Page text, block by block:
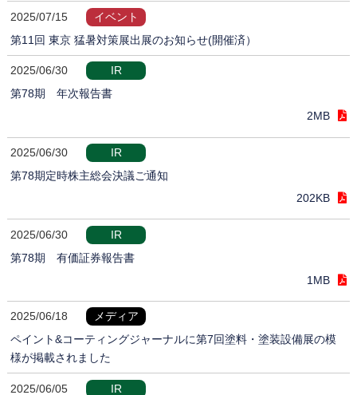
2025/07/15
イベント
第11回 東京 猛暑対策展出展のお知らせ(開催済）
2025/06/30
IR
第78期 年次報告書
2MB
2025/06/30
IR
第78期定時株主総会決議ご通知
202KB
2025/06/30
IR
第78期 有価証券報告書
1MB
2025/06/18
メディア
ペイント&コーティングジャーナルに第7回塗料・塗装設備展の模
様が掲載されました
2025/06/05
IR